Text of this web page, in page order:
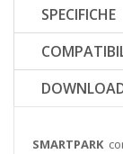
SPECIFICHE
SMARTPARK